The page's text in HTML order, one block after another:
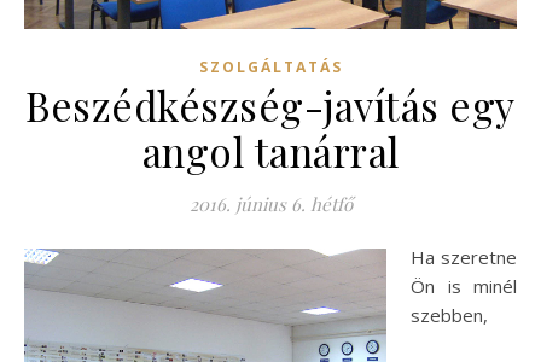
SZOLGÁLTATÁS
Beszédkészség-javítás egy
angol tanárral
2016. június 6. hétfő
Ha szeretne
Ön is minél
szebben,